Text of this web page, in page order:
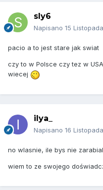
sly6
Napisano 15
pacio a to jest stare jak swiat
czy to w Polsce czy tez w
wiecej
ilya_
Napisano 16
no wlasnie, ile bys nie
wiem to ze swojego